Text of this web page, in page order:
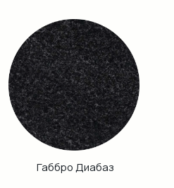
Кузнечный